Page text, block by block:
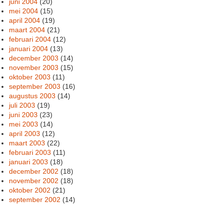
mei 2004 (15)
april 2004 (19)
maart 2004 (21)
februari 2004 (12)
januari 2004 (13)
december 2003 (14)
november 2003 (15)
oktober 2003 (11)
september 2003 (16)
augustus 2003 (14)
juli 2003 (19)
juni 2003 (23)
mei 2003 (14)
april 2003 (12)
maart 2003 (22)
februari 2003 (11)
januari 2003 (18)
december 2002 (18)
november 2002 (18)
oktober 2002 (21)
september 2002 (14)